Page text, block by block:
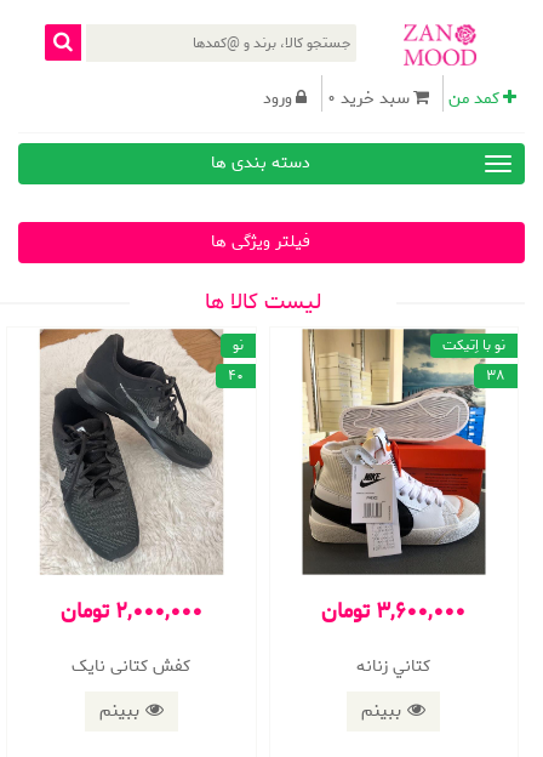
کمد من سبد خرید 0 ورود
دسته بندی ها
فیلتر ویژگی ها
لیست کالا ها
3,600,000 تومان
كتاني زنانه
ببینم
نو با اِتیکت
38
2,000,000 تومان
کفش کتانی نایک
ببینم
نو
40